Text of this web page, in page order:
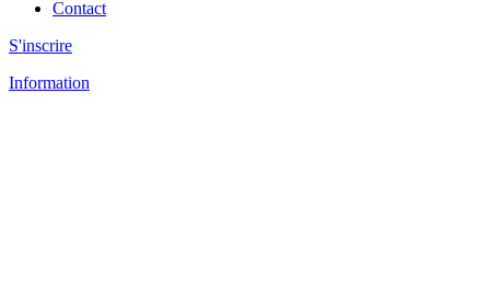
Contact
S'inscrire
Information